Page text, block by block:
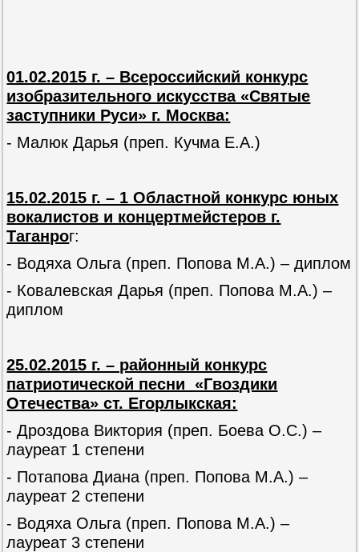
01.02.2015 г. – Всероссийский конкурс
изобразительного искусства «Святые
заступники Руси» г. Москва:
- Малюк Дарья (преп. Кучма Е.А.)
15.02.2015 г. – 1 Областной конкурс юных
вокалистов и концертмейстеров г.
Таганрог:
- Водяха Ольга (преп. Попова М.А.) – диплом
- Ковалевская Дарья (преп. Попова М.А.) –
диплом
25.02.2015 г. – районный конкурс
патриотической песни «Гвоздики
Отечества» ст. Егорлыкская:
- Дроздова Виктория (преп. Боева О.С.) –
лауреат 1 степени
- Потапова Диана (преп. Попова М.А.) –
лауреат 2 степени
- Водяха Ольга (преп. Попова М.А.) –
лауреат 3 степени